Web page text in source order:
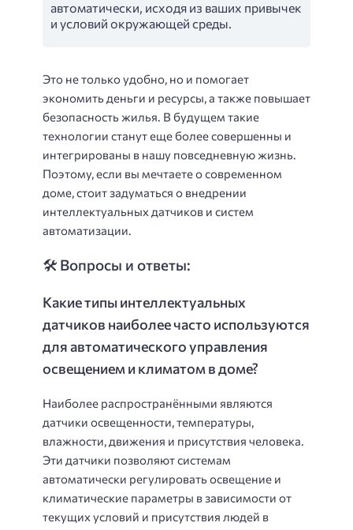
автоматически, исходя из ваших привычек
и условий окружающей среды.
Это не только удобно, но и помогает
экономить деньги и ресурсы, а также повышает
безопасность жилья. В будущем такие
технологии станут еще более совершенны и
интегрированы в нашу повседневную жизнь.
Поэтому, если вы мечтаете о современном
доме, стоит задуматься о внедрении
интеллектуальных датчиков и систем
автоматизации.
🛠️ Вопросы и ответы:
Какие типы интеллектуальных
датчиков наиболее часто используются
для автоматического управления
освещением и климатом в доме?
Наиболее распространёнными являются
датчики освещенности, температуры,
влажности, движения и присутствия человека.
Эти датчики позволяют системам
автоматически регулировать освещение и
климатические параметры в зависимости от
текущих условий и присутствия людей в